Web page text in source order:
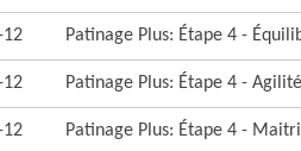
Patinage Plus: Étape 4 -
Patinage Plus: Étape 4 - Agilité
Patinage Plus: Étape 4 -